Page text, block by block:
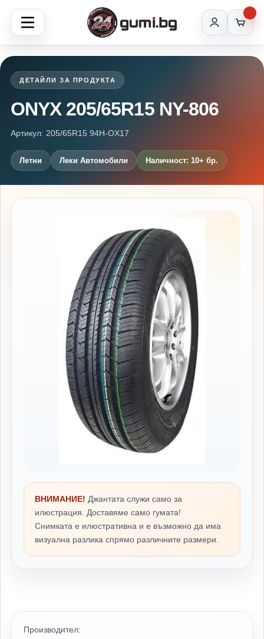
ДЕТАЙЛИ ЗА ПРОДУКТА
ONYX 205/65R15 NY-806
Артикул: 205/65R15 94H-OX17
Летни Леки Автомобили Наличност: 10+ бр.
ВНИМАНИЕ! Джантата служи само за
илюстрация. Доставяме само гумата!
Снимката е илюстративна и е възможно да има
визуална разлика спрямо различните размери.
Производител: